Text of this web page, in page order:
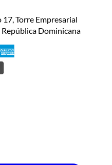
Torre Empresarial
Dominicana